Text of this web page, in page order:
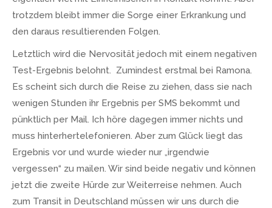
trotzdem bleibt immer die Sorge einer Erkrankung und
den daraus resultierenden Folgen.
Letztlich wird die Nervosität jedoch mit einem negativen
Test-Ergebnis belohnt. Zumindest erstmal bei Ramona.
Es scheint sich durch die Reise zu ziehen, dass sie nach
wenigen Stunden ihr Ergebnis per SMS bekommt und
pünktlich per Mail. Ich höre dagegen immer nichts und
muss hinterhertelefonieren. Aber zum Glück liegt das
Ergebnis vor und wurde wieder nur „irgendwie
vergessen“ zu mailen. Wir sind beide negativ und können
jetzt die zweite Hürde zur Weiterreise nehmen. Auch
zum Transit in Deutschland müssen wir uns durch die